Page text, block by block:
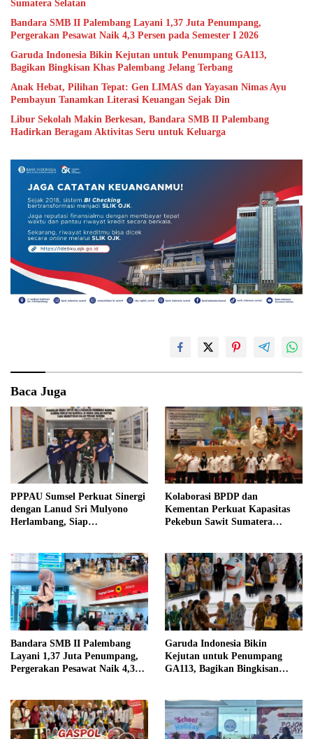
Sumatera Selatan
Bandara SMB II Palembang Layani 1,37 Juta Penumpang,
Pergerakan Pesawat Naik 4,3 Persen pada Semester I 2026
Garuda Indonesia Bikin Kejutan untuk Penumpang GA113,
Bagikan Bingkisan Khas Palembang Jelang Terbang
Anak Hebat, Pilihan Tepat: Gen LIMAS dan Yayasan Nimas Ayu
Pembayun Tanamkan Literasi Keuangan Sejak Din
Libur Sekolah Makin Berkesan, Bandara SMB II Palembang
Hadirkan Beragam Aktivitas Seru untuk Keluarga
Baca Juga
PPPAU Sumsel Perkuat Sinergi
dengan Lanud Sri Mulyono
Herlambang, Siap
Kolaborasi BPDP dan
Kementan Perkuat Kapasitas
Pekebun Sawit Sumatera
Bandara SMB II Palembang
Layani 1,37 Juta Penumpang,
Pergerakan Pesawat Naik 4,3
Garuda Indonesia Bikin
Kejutan untuk Penumpang
GA113, Bagikan Bingkisan